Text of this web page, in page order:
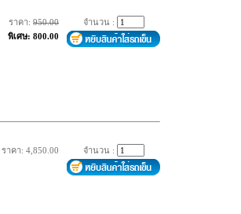
ราคา:950.00
พิเศษ: 800.00
จำนวน :
ราคา: 4,850.00 จำนวน :